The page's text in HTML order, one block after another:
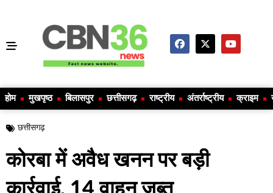
होम मुखपृष्ठ बिलासपुर छत्तीसगढ़ राष्ट्रीय अंतर्राष्ट्रीय क्राइम
छत्तीसगढ़
कोरबा में अवैध खनन पर बड़ी